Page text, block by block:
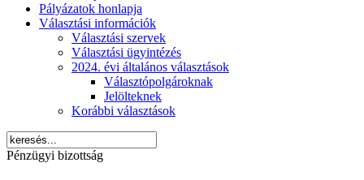
Pályázatok honlapja
Választási információk
Választási szervek
Választási ügyintézés
2024. évi általános választások
Választópolgároknak
Jelölteknek
Korábbi választások
Pénzügyi bizottság